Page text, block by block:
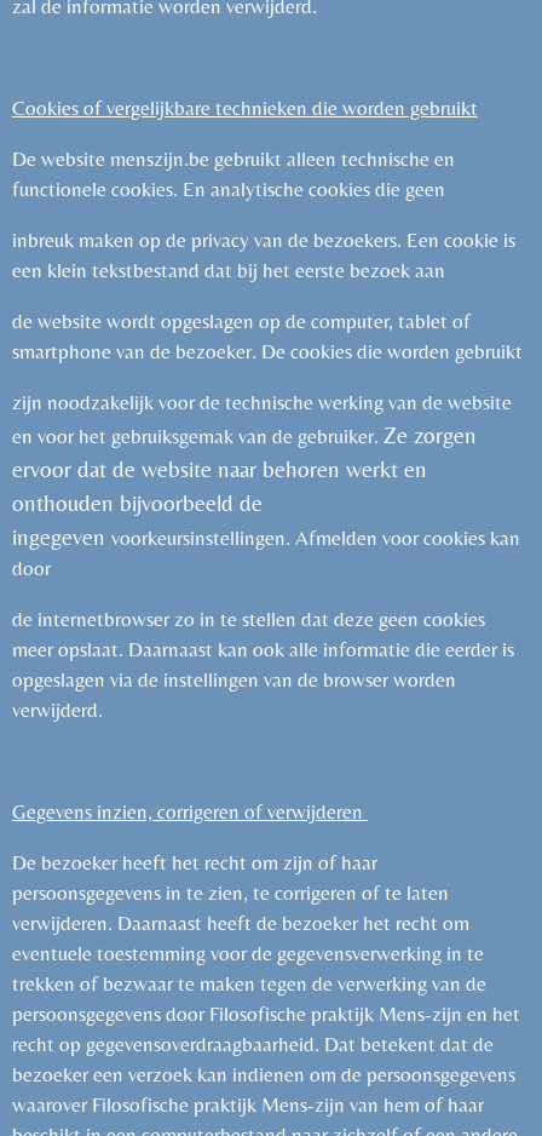
zal de informatie worden verwijderd.
Cookies of vergelijkbare technieken die worden gebruikt
De website menszijn.be gebruikt alleen technische en
functionele cookies. En analytische cookies die geen
inbreuk maken op de privacy van de bezoekers. Een cookie is
een klein tekstbestand dat bij het eerste bezoek aan
de website wordt opgeslagen op de computer, tablet of
smartphone van de bezoeker. De cookies die worden gebruikt
zijn noodzakelijk voor de technische werking van de website
en voor het gebruiksgemak van de gebruiker. Ze zorgen
ervoor dat de website naar behoren werkt en
onthouden bijvoorbeeld de
ingegeven voorkeursinstellingen. Afmelden voor cookies kan
door
de internetbrowser zo in te stellen dat deze geen cookies
meer opslaat. Daarnaast kan ook alle informatie die eerder is
opgeslagen via de instellingen van de browser worden
verwijderd.
Gegevens inzien, corrigeren of verwijderen
De bezoeker heeft het recht om zijn of haar
persoonsgegevens in te zien, te corrigeren of te laten
verwijderen. Daarnaast heeft de bezoeker het recht om
eventuele toestemming voor de gegevensverwerking in te
trekken of bezwaar te maken tegen de verwerking van de
persoonsgegevens door Filosofische praktijk Mens-zijn en het
recht op gegevensoverdraagbaarheid. Dat betekent dat de
bezoeker een verzoek kan indienen om de persoonsgegevens
waarover Filosofische praktijk Mens-zijn van hem of haar